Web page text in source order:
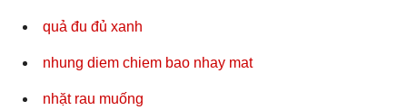
quả đu đủ xanh
nhung diem chiem bao nhay mat
nhặt rau muống